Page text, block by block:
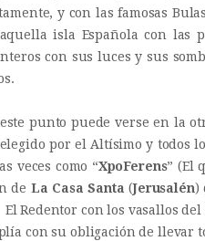
y con las famosas
isla Española con las
con sus luces y sus
punto puede verse en la
por el Altísimo y todos
veces como “XpoFerens” (El
de La Casa Santa (Jerusalén)
con los vasallos del
con su obligación de llevar